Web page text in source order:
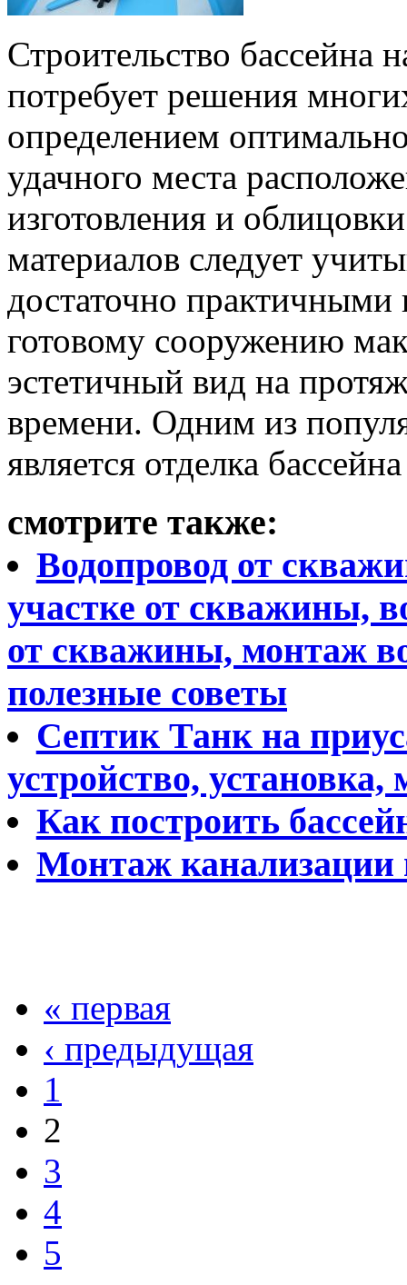
Строительство бассейна
потребует решения
определением
удачного места
изготовления и
материалов следует
достаточно практичными
готовому сооружению
эстетичный вид на
времени. Одним из
является отделка
смотрите также:
Водопровод от
участке от скважины,
от скважины, монтаж
полезные советы
Септик Танк на
устройство,
Как построить
Монтаж канализации
« первая
‹ предыдущая
1
2
3
4
5